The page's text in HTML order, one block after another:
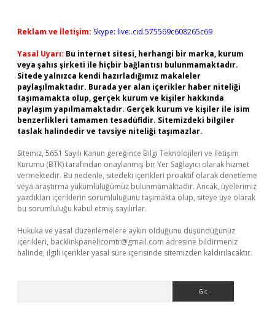
Reklam ve İletişim: Skype: live:.cid.575569c608265c69
Yasal Uyarı: Bu internet sitesi, herhangi bir marka, kurum
veya şahıs şirketi ile hiçbir bağlantısı bulunmamaktadır.
Sitede yalnızca kendi hazırladığımız makaleler
paylaşılmaktadır. Burada yer alan içerikler haber niteliği
taşımamakta olup, gerçek kurum ve kişiler hakkında
paylaşım yapılmamaktadır. Gerçek kurum ve kişiler ile isim
benzerlikleri tamamen tesadüfidir. Sitemizdeki bilgiler
taslak halindedir ve tavsiye niteliği taşımazlar.
Sitemiz, 5651 Sayılı Kanun gereğince Bilgi Teknolojileri ve İletişim
Kurumu (BTK) tarafından onaylanmış bir Yer Sağlayıcı olarak hizmet
vermektedir. Bu nedenle, sitedeki içerikleri proaktif olarak denetleme
veya araştırma yükümlülüğümüz bulunmamaktadır. Ancak, üyelerimiz
yazdıkları içeriklerin sorumluluğunu taşımakta olup, siteye üye olarak
bu sorumluluğu kabul etmiş sayılırlar.
Hukuka ve yasal düzenlemelere aykırı olduğunu düşündüğünüz
içerikleri, backlinkpanelicomtr@gmail.com adresine bildirmeniz
halinde, ilgili içerikler yasal süre içerisinde sitemizden kaldırılacaktır.